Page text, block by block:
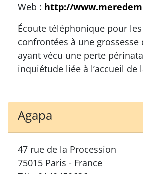
Web : http://
Écoute téléphonique pour
confrontées à une
ayant vécu une perte
inquiétude liée à l’accueil de
Agapa
47 rue de la Procession
75015 Paris - France